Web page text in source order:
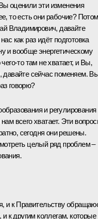
оценили эти изменения
то есть они рабочие?
Владимирович, давайте
как раз идёт подготовка
и вообще энергетическому
там не хватает, и Вы,
давайте сейчас поменяем.
говорю?
и регулирования
всего хватает. Эти
сегодня они решены.
целый ряд проблем –
и к Правительству
к другим коллегам, которые